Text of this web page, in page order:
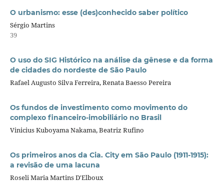
O urbanismo: esse (des)conhecido saber político
Sérgio Martins
39
O uso do SIG Histórico na análise da gênese e da forma
de cidades do nordeste de São Paulo
Rafael Augusto Silva Ferreira, Renata Baesso Pereira
Os fundos de investimento como movimento do
complexo financeiro-imobiliário no Brasil
Vinicius Kuboyama Nakama, Beatriz Rufino
Os primeiros anos da Cia. City em São Paulo (1911-1915):
a revisão de uma lacuna
Roseli Maria Martins D'Elboux